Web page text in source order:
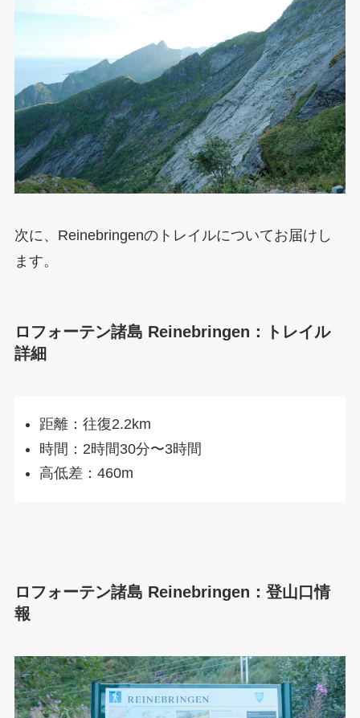
次に、Reinebringenのトレイルについてお届けし
ます。
ロフォーテン諸島 Reinebringen：トレイル
詳細
距離：往復2.2km
時間：2時間30分〜3時間
高低差：460m
ロフォーテン諸島 Reinebringen：登山口情
報